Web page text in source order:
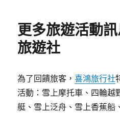
更多旅遊活動
旅遊社
為了回饋旅客，喜鴻旅行社
活動：雪上摩托車、四輪越
艇、雪上泛舟、雪上香蕉船